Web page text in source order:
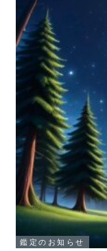
鑑定のお知らせ